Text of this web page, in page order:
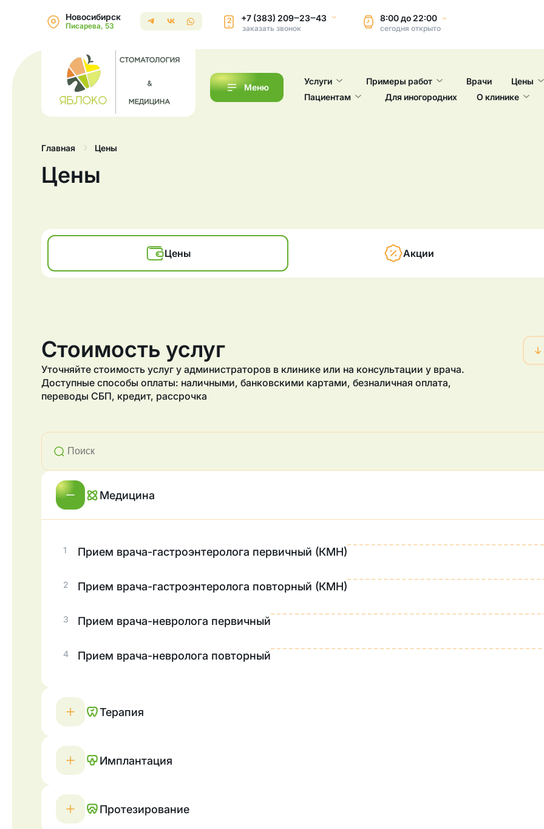
Новосибирск
Писарева, 53
2 +7 (383) 209‒23‒43
заказать звонок
8:00до22:00
сегодняоткрыто
Меню
Услуги Примеры работ Врачи Цены
Пациентам
Для иногородних О клинике
Главная Цены
Цены
Цены Акции
Стоимость услуг
Уточняйте стоимость услуг у администраторов в клинике или на консультации у врача.
Доступные способы оплаты: наличными, банковскими картами, безналичная оплата,
переводы СБП, кредит, рассрочка
Медицина
1 Прием врача-гастроэнтеролога первичный (КМН)
2 Прием врача-гастроэнтеролога повторный (КМН)
3 Прием врача-невролога первичный
4 Прием врача-невролога повторный
Терапия
Имплантация
Протезирование